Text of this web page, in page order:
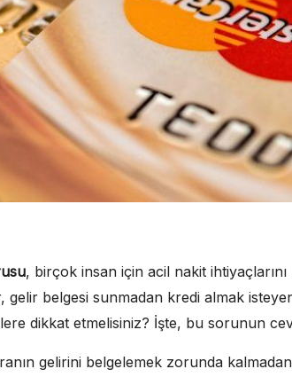
, birçok insan için acil nakit ihtiyaçlarını
belgesi sunmadan kredi almak
dikkat etmelisiniz? İşte, bu sorunun
gelirini belgelemek zorunda